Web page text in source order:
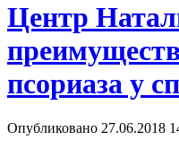
Центр
псориаза у
Опубликовано 27.06.2018